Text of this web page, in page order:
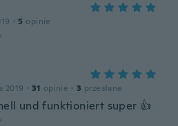
· 5 opinie
2019 · 31 opinie · 3 przesłane
und funktioniert super 👍